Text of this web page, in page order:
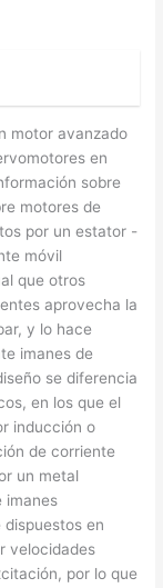
motor avanzado
en
sobre
motores de
por un estator -
móvil
que otros
aprovecha la
y lo hace
imanes de
se diferencia
en los que el
inducción o
de corriente
un metal
imanes
en
velocidades
por lo que